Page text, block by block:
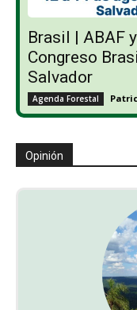
Brasil | ABAF
Congreso
Salvador
Agenda Forestal
Opinión